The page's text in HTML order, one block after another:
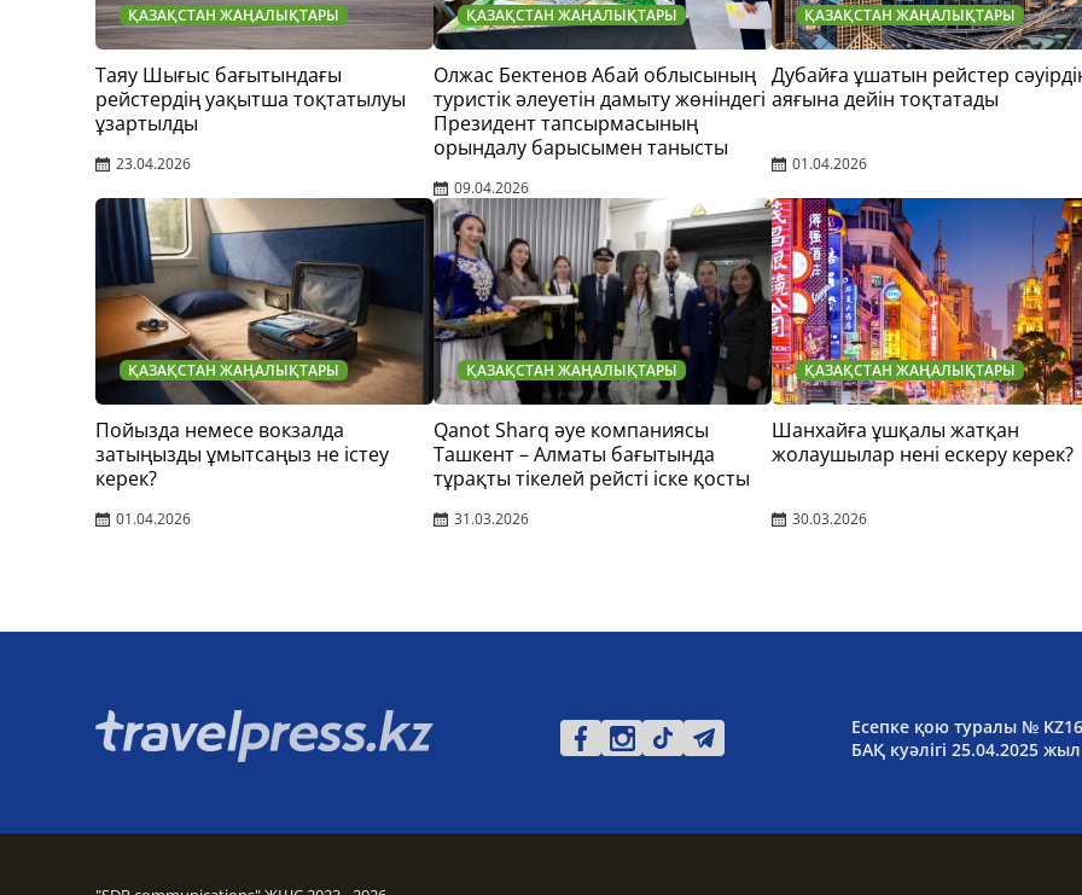
ҚАЗАҚСТАН ЖАҢАЛЫҚТАРЫ
Таяу Шығыс бағытындағы
рейстердің уақытша тоқтатылуы
ұзартылды
23.04.2026
ҚАЗАҚСТАН ЖАҢАЛЫҚТАРЫ
Олжас Бектенов Абай облысының
туристік әлеуетін дамыту жөніндегі
Президент тапсырмасының
орындалу барысымен танысты
09.04.2026
ҚАЗАҚСТАН ЖАҢАЛЫҚТАРЫ
Дубайға ұшатын рейстер
аяғына дейін тоқтатады
01.04.2026
ҚАЗАҚСТАН ЖАҢАЛЫҚТАРЫ
Пойызда немесе вокзалда
затыңызды ұмытсаңыз не істеу
керек?
01.04.2026
ҚАЗАҚСТАН ЖАҢАЛЫҚТАРЫ
Qanot Sharq әуе компаниясы
Ташкент – Алматы бағытында
тұрақты тікелей рейсті іске қосты
31.03.2026
ҚАЗАҚСТАН ЖАҢАЛЫҚТАРЫ
Шанхайға ұшқалы жатқан
жолаушылар нені ескеру керек?
30.03.2026
Есепке қою туралы №
БАҚ куәлігі 25.04.2025